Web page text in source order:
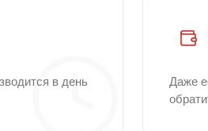
в день
Даже